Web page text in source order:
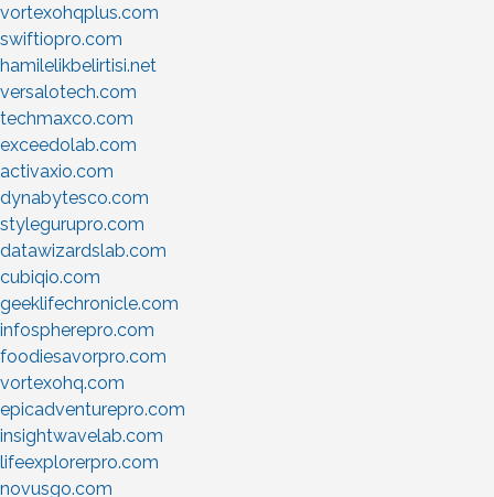
vortexohqplus.com
swiftiopro.com
hamilelikbelirtisi.net
versalotech.com
techmaxco.com
exceedolab.com
activaxio.com
dynabytesco.com
stylegurupro.com
datawizardslab.com
cubiqio.com
geeklifechronicle.com
infospherepro.com
foodiesavorpro.com
vortexohq.com
epicadventurepro.com
insightwavelab.com
lifeexplorerpro.com
novusgo.com